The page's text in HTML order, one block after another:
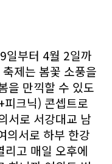
일부터 4월 2일까
제는 봄꽃 소풍을
을 만끽할 수 있도
크닉) 콘셉트로
서로 서강대교 남
의서로 하부 한강
고 매일 오후에